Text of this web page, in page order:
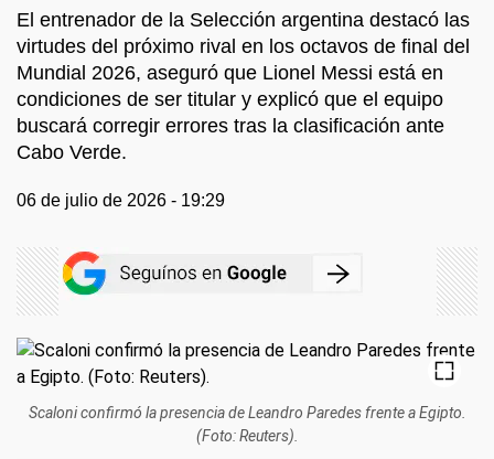
El entrenador de la Selección argentina destacó las
virtudes del próximo rival en los octavos de final del
Mundial 2026, aseguró que Lionel Messi está en
condiciones de ser titular y explicó que el equipo
buscará corregir errores tras la clasificación ante
Cabo Verde.
06 de julio de 2026 - 19:29
Scaloni confirmó la presencia de Leandro Paredes frente a Egipto.
(Foto: Reuters).